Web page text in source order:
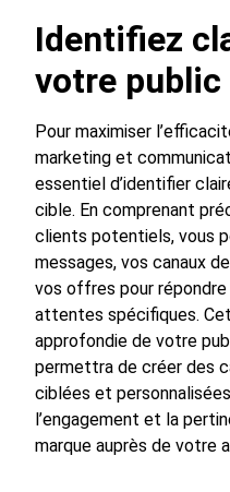
Identifiez
votre public
Pour maximiser
marketing et
essentiel d’identifier
cible. En comprenant
clients potentiels, vous
messages, vos canaux
vos offres pour
attentes spécifiques.
approfondie de votre
permettra de créer des
ciblées et
l’engagement et la
marque auprès de votre